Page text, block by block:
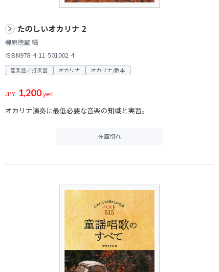
たのしいオカリナ 2
柳原徳蔵 編
ISBN978-4-11-501002-4
管楽器／打楽器 オカリナ オカリナ/教本
JPY: 1,200yen
オカリナ演奏に最低必要な音楽の知識と実習。
在庫切れ